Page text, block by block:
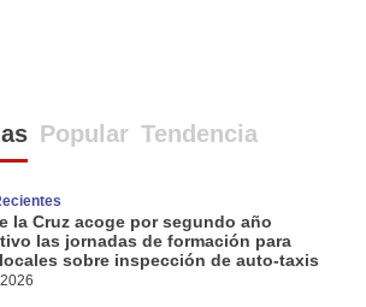
Popular Tendencia
la Cruz acoge por segundo año
las jornadas de formación para
sobre inspección de auto-taxis